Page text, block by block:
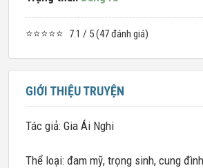
⭐⭐⭐⭐⭐ 7.1 / 5 (47 đánh giá)
GIỚI THIỆU TRUYỆN
Tác giả: Gia Ái Nghi
Thể loại: đam mỹ, trọng sinh, cung